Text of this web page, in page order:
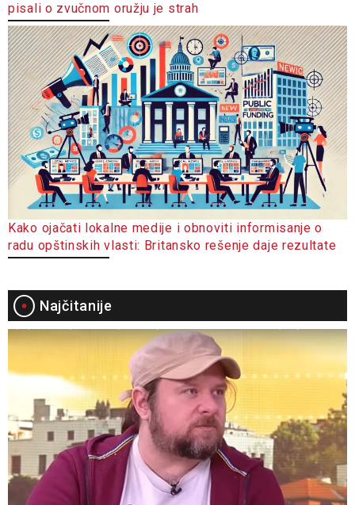
pisali o zvučnom oružju je strah
Kako ojačati lokalne medije i obnoviti informisanje o
radu opštinskih vlasti: Britansko rešenje daje rezultate
Najčitanije